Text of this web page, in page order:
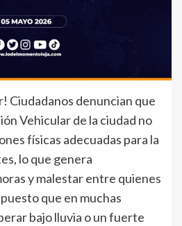
Ciudadanos denuncian que
Vehicular de la ciudad no
físicas adecuadas para la
lo que genera
y malestar entre quienes
que en muchas
bajo lluvia o un fuerte